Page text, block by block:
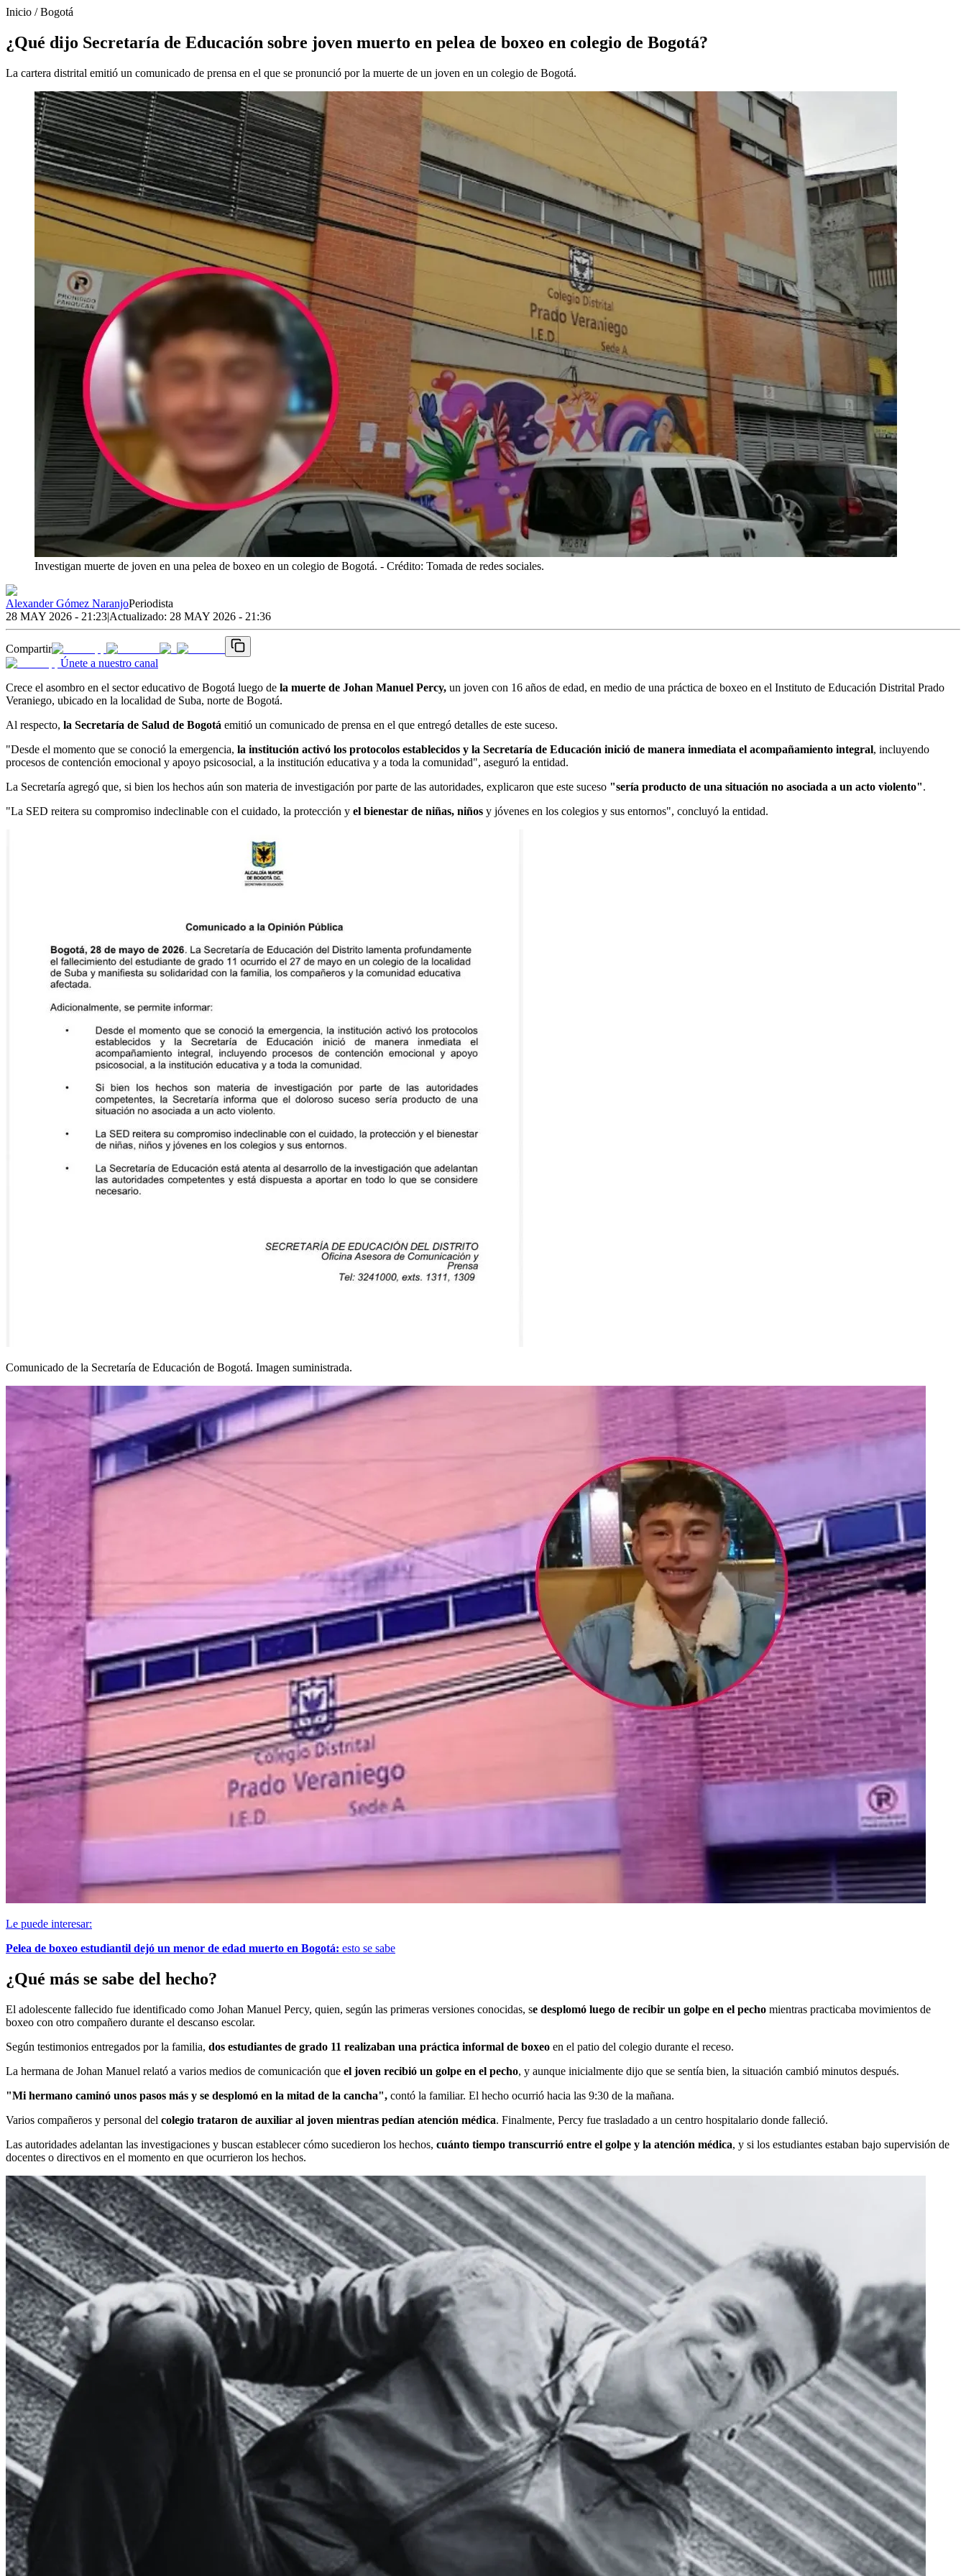
Inicio /Bogotá
¿Qué dijo Secretaría de Educación sobre joven muerto en pelea de boxeo en colegio de Bogotá?
La cartera distrital emitió un comunicado de prensa en el que se pronunció por la muerte de un joven en un colegio de Bogotá.
Investigan muerte de joven en una pelea de boxeo en un colegio de Bogotá. - Crédito: Tomada de redes sociales.
Alexander Gómez NaranjoPeriodista
28 MAY 2026 - 21:23|Actualizado: 28 MAY 2026 - 21:36
Compartir
Únete a nuestro canal
Crece el asombro en el sector educativo de Bogotá luego de la muerte de Johan Manuel Percy, un joven con 16 años de edad, en medio de una práctica de boxeo en el Instituto de Educación Distrital Prado
Veraniego, ubicado en la localidad de Suba, norte de Bogotá.
Al respecto, la Secretaría de Salud de Bogotá emitió un comunicado de prensa en el que entregó detalles de este suceso.
"Desde el momento que se conoció la emergencia, la institución activó los protocolos establecidos y la Secretaría de Educación inició de manera inmediata el acompañamiento integral, incluyendo
procesos de contención emocional y apoyo psicosocial, a la institución educativa y a toda la comunidad", aseguró la entidad.
La Secretaría agregó que, si bien los hechos aún son materia de investigación por parte de las autoridades, explicaron que este suceso "sería producto de una situación no asociada a un acto violento".
"La SED reitera su compromiso indeclinable con el cuidado, la protección y el bienestar de niñas, niños y jóvenes en los colegios y sus entornos", concluyó la entidad.
Comunicado de la Secretaría de Educación de Bogotá. Imagen suministrada.
Le puede interesar:
Pelea de boxeo estudiantil dejó un menor de edad muerto en Bogotá: esto se sabe
¿Qué más se sabe del hecho?
El adolescente fallecido fue identificado como Johan Manuel Percy, quien, según las primeras versiones conocidas, se desplomó luego de recibir un golpe en el pecho mientras practicaba movimientos de
boxeo con otro compañero durante el descanso escolar.
Según testimonios entregados por la familia, dos estudiantes de grado 11 realizaban una práctica informal de boxeo en el patio del colegio durante el receso.
La hermana de Johan Manuel relató a varios medios de comunicación que el joven recibió un golpe en el pecho, y aunque inicialmente dijo que se sentía bien, la situación cambió minutos después.
"Mi hermano caminó unos pasos más y se desplomó en la mitad de la cancha", contó la familiar. El hecho ocurrió hacia las 9:30 de la mañana.
Varios compañeros y personal del colegio trataron de auxiliar al joven mientras pedían atención médica. Finalmente, Percy fue trasladado a un centro hospitalario donde falleció.
Las autoridades adelantan las investigaciones y buscan establecer cómo sucedieron los hechos, cuánto tiempo transcurrió entre el golpe y la atención médica, y si los estudiantes estaban bajo supervisión de
docentes o directivos en el momento en que ocurrieron los hechos.